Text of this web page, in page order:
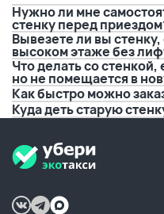
позвонил,
предупредил
о
времени
прибытия.
Спасибо!!!
с
И
а
Нужно ли мне
стенку перед
Вывезете ли вы
высоком этаже без
Что делать со
но не помещается в
Как быстро можно
Куда деть старую